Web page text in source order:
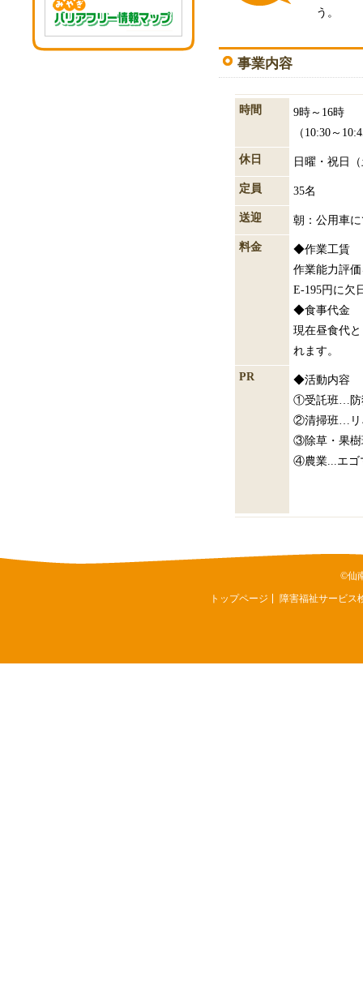
う。
事業内容
時間
9時～16時
（10:30～
休日 日曜・祝日
定員 35名
送迎 朝：公用車
料金
◆作業工賃
作業能力評
E-195円に欠
◆食事代金
現在昼食代
れます。
PR
◆活動内容
①受託班…防
②清掃班…リ
③除草・果樹
④農業...エゴ
©仙
トップページ 障害福祉サービス